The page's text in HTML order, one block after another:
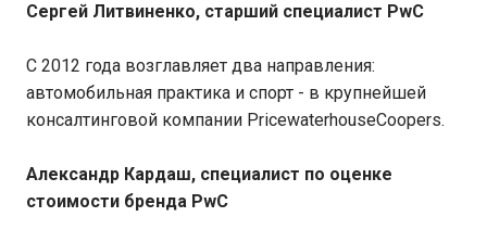
Сергей Литвиненко, старший специалист PwC
С 2012 года возглавляет два направления:
автомобильная практика и спорт - в крупнейшей
консалтинговой компании PricewaterhouseCoopers.
Александр Кардаш, специалист по оценке
стоимости бренда PwC